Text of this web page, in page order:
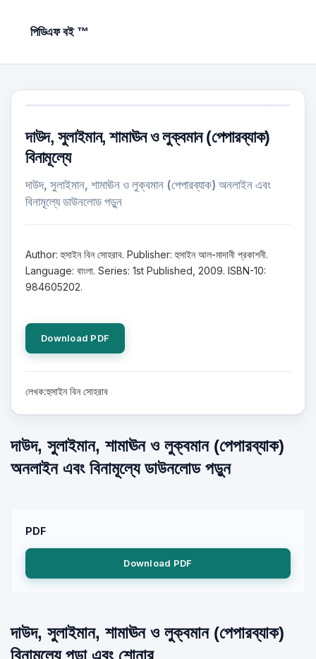
পিডিএফ বই ™
দাউদ, সুলাইমান, শামাঊন ও লুক্বমান (পেপারব্যাক)
বিনামূল্যে
দাউদ, সুলাইমান, শামাঊন ও লুক্বমান (পেপারব্যাক) অনলাইন এবং
বিনামূল্যে ডাউনলোড পড়ুন
Author: হুসাইন বিন সোহরাব. Publisher: হুসাইন আল-মাদানী প্রকাশনী.
Language: বাংলা. Series: 1st Published, 2009. ISBN-10:
984605202.
Download PDF
লেখক:হুসাইন বিন সোহরাব
দাউদ, সুলাইমান, শামাঊন ও লুক্বমান (পেপারব্যাক)
অনলাইন এবং বিনামূল্যে ডাউনলোড পড়ুন
PDF
Download PDF
দাউদ, সুলাইমান, শামাঊন ও লুক্বমান (পেপারব্যাক)
বিনামূল্যে পড়া এবং শোনার